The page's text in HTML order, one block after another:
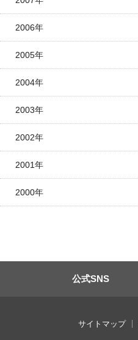
2006年
2005年
2004年
2003年
2002年
2001年
2000年
公式SNS
サイトマップ